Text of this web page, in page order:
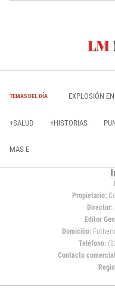
TEMAS DEL DÍA EXPLOSIÓN
+SALUD +HISTORIAS
MAS E
Propietario:
Director:
Editor
Domicilio:
Teléfono:
Contacto